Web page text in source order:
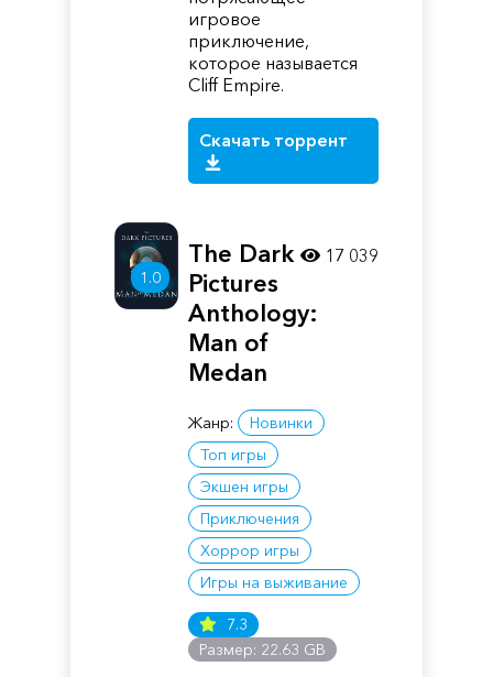
игровое
приключение,
которое называется
Cliff Empire.
Скачать торрент
1.0
The Dark
Pictures
Anthology:
Man of
Medan
Жанр:
Новинки
Топ игры
Экшен игры
Приключения
Хоррор игры
Игры на выживание
7.3
Размер: 22.63 GB
17 039